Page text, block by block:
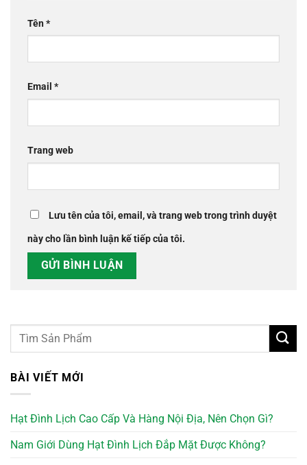
Tên*
Email *
Trang web
Lưu tên của tôi, email, và trang web trong trình duyệt
này cho lần bình luận kế tiếp của tôi.
BÀI VIẾT MỚI
Hạt Đình Lịch Cao Cấp Và Hàng Nội Địa, Nên Chọn Gì?
Nam Giới Dùng Hạt Đình Lịch Đắp Mặt Được Không?